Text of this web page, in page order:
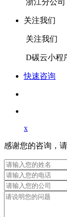
浙江分公司
关注我们
关注我们
D碳云小程
快速咨询
x
感谢您的咨询，